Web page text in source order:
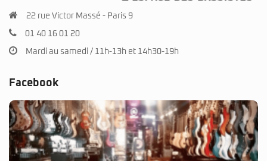
22 rue Victor Massé - Paris 9
01 40 16 01 20
Mardi au samedi / 11h-13h et 14h30-19h
Facebook